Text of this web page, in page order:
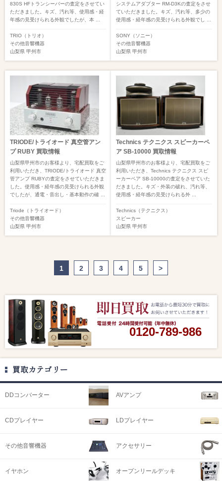
830S HFトランシーバーの査定をさせてい
ただきました。キズ、汚れ等、使用感・経
年感の見受けられる外観でしたが、本 ...
TRIO（トリオ）
その他音響機器
山梨県 甲州市
システムアダプター RM-D3Kの査定をさせ
ていただきました。キズ、汚れ等、多少の
使用感・経年感の見受けられる外観でし ...
SONY（ソニー）
その他音響機器
山梨県 甲州市
TRIODE/トライオード 真空管アン
プ RUBY 買取情報
山梨県甲州市のお客様より、宅配買取をご
利用いただき、TRIODE/トライオード 真空
管アンプ RUBYの査定をさせていただきま
した。使用感・経年感の見受けられる外観
でしたが、通電・音出し・基本動作の確 ...
Triode（トライオード）
その他音響機器
山梨県 甲州市
Technics テクニクス スピーカーペ
ア SB-10000 買取情報
山梨県甲州市のお客様より、宅配買取をご
利用いただき、Technics テクニクス スピ
ーカーペア SB-10000の査定をさせていた
だきました。キズ・外装の破れ、汚れ等、
使用感・経年感の見受けられる外 ...
Technics（テクニクス）
スピーカー
山梨県 甲州市
1 2 3 4 5 >
0120-789-986
買取カテゴリー
DDコンバーター AVアンプ
CDプレイヤー LDプレイヤー
その他音響機器 アクセサリー
イヤホン オープンリールデッキ